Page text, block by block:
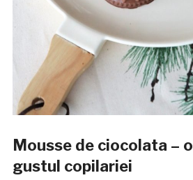
Mousse de ciocolata –
gustul copilariei